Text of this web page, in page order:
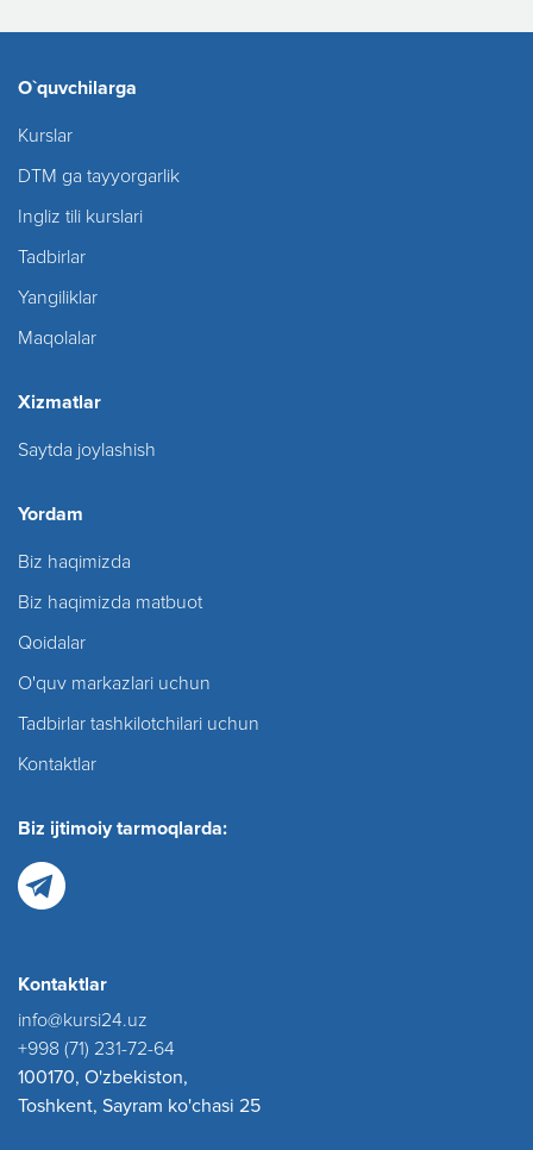
O`quvchilarga
Kurslar
DTM ga tayyorgarlik
Ingliz tili kurslari
Tadbirlar
Yangiliklar
Maqolalar
Xizmatlar
Saytda joylashish
Yordam
Biz haqimizda
Biz haqimizda matbuot
Qoidalar
O'quv markazlari uchun
Tadbirlar tashkilotchilari uchun
Kontaktlar
Biz ijtimoiy tarmoqlarda:
Kontaktlar
info@kursi24.uz
+998 (71) 231-72-64
100170, O'zbekiston,
Toshkent, Sayram ko'chasi 25